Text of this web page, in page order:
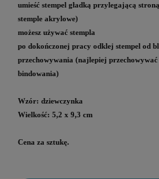
umieść stempel gładką przylegającą
stemple akrylowe)
możesz używać stempla
po dokończonej pracy odklej stempel od
przechowywania (najlepiej
bindowania)
Wzór: dziewczynka
Wielkość: 5,2 x 9,3 cm
Cena za sztukę.